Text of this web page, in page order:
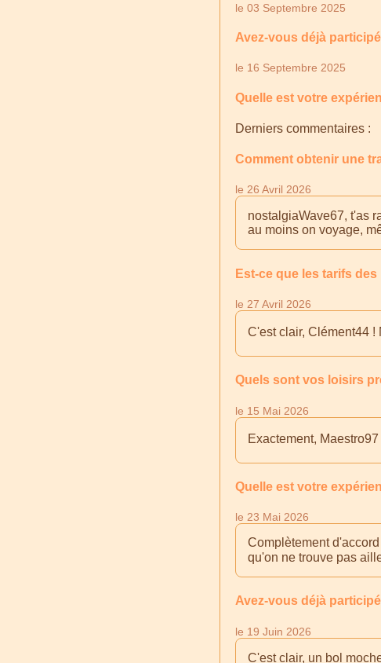
le 03 Septembre 2025
Avez-vous déjà
le 16 Septembre 2025
Quelle est votre
Derniers commentaires :
Comment obtenir une
le 26 Avril 2026
nostalgiaWave67, t'as
au moins on voyage,
Est-ce que les tarifs
le 27 Avril 2026
C'est clair, Clément44 !
Quels sont vos loisirs
le 15 Mai 2026
Exactement,
Quelle est votre
le 23 Mai 2026
Complètement
qu'on ne trouve pas
Avez-vous déjà
le 19 Juin 2026
C'est clair, un bol